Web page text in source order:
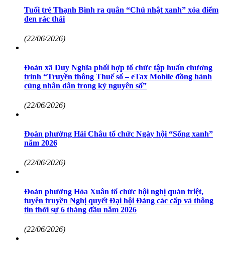
Tuổi trẻ Thạnh Bình ra quân “Chủ nhật xanh” xóa điểm
đen rác thải
(22/06/2026)
Đoàn xã Duy Nghĩa phối hợp tổ chức tập huấn chương
trình “Truyền thông Thuế số – eTax Mobile đồng hành
cùng nhân dân trong kỷ nguyên số”
(22/06/2026)
Đoàn phường Hải Châu tổ chức Ngày hội “Sống xanh”
năm 2026
(22/06/2026)
Đoàn phường Hòa Xuân tổ chức hội nghị quán triệt,
tuyên truyền Nghị quyết Đại hội Đảng các cấp và thông
tin thời sự 6 tháng đầu năm 2026
(22/06/2026)